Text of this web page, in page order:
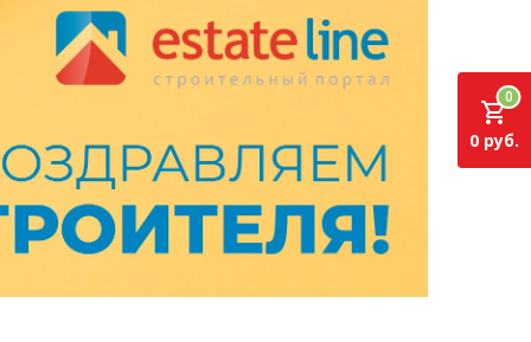
Платные услуги
Рекламодателям
Инвестпроекты
Подписка на Базу
0
0 руб.